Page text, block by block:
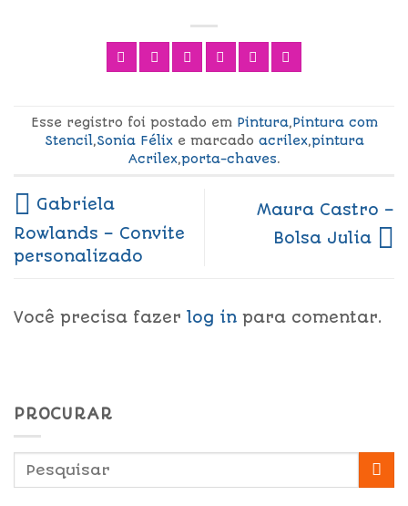
Esse registro foi postado em Pintura,Pintura com
Stencil,Sonia Félix e marcado acrilex,pintura
Acrilex,porta-chaves.
Gabriela
Rowlands – Convite
personalizado
Maura Castro –
Bolsa Julia
Você precisa fazer log in para comentar.
PROCURAR